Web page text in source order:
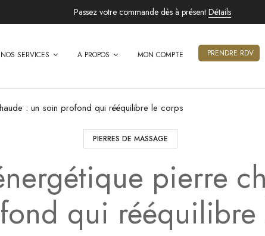
Passez votre commande dès à présent Détails
NOS SERVICES A PROPOS MON COMPTE PRENDRE RDV
: un soin profond qui rééquilibre le corps
PIERRES DE MASSAGE
pierre
qui rééquilibre